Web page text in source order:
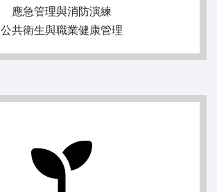
應急管理與消防演練
公共衛生與職業健康管理